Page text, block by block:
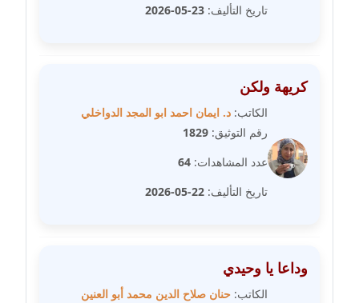
مدونة غازي جابر
مدونة فاطمة البسريني
عاملة
مدونة فاطمة الزهراء بناني
موقوف
مدونة فاطمة حجازي
مدونة فيرا زولوتاريفا
عاملة
تاريخ التأليف: 23-05-2026
كريهة ولكن
الكاتب: د. ايمان احمد ابو المجد الدواخلي
رقم التوثيق: 1829
عدد المشاهدات: 64
تاريخ التأليف: 22-05-2026
وداعا يا وحيدي
الكاتب: حنان صلاح الدين محمد أبو العنين